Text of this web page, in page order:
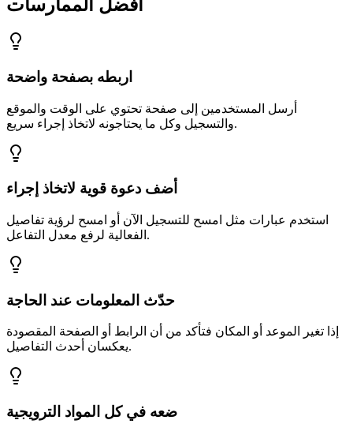
أفضل الممارسات
اربطه بصفحة واضحة
أرسل المستخدمين إلى صفحة تحتوي على الوقت والموقع
والتسجيل وكل ما يحتاجونه لاتخاذ إجراء سريع.
أضف دعوة قوية لاتخاذ إجراء
استخدم عبارات مثل امسح للتسجيل الآن أو امسح لرؤية تفاصيل
الفعالية لرفع معدل التفاعل.
حدّث المعلومات عند الحاجة
إذا تغير الموعد أو المكان فتأكد من أن الرابط أو الصفحة المقصودة
يعكسان أحدث التفاصيل.
ضعه في كل المواد الترويجية